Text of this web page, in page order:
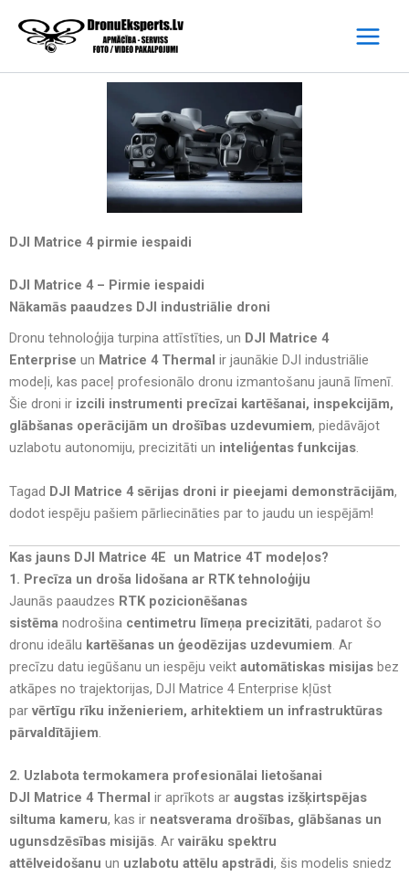
content
DJI Matrice 4 pirmie iespaidi
DJI Matrice 4 – Pirmie iespaidi
Nākamās paaudzes DJI industriālie droni
Dronu tehnoloģija turpina attīstīties, un DJI Matrice 4
Enterprise un Matrice 4 Thermal ir jaunākie DJI industriālie
modeļi, kas paceļ profesionālo dronu izmantošanu jaunā līmenī.
Šie droni ir izcili instrumenti precīzai kartēšanai, inspekcijām,
glābšanas operācijām un drošības uzdevumiem, piedāvājot
uzlabotu autonomiju, precizitāti un inteliģentas funkcijas.
Tagad DJI Matrice 4 sērijas droni ir pieejami demonstrācijām,
dodot iespēju pašiem pārliecināties par to jaudu un iespējām!
Kas jauns DJI Matrice 4E un Matrice 4T modeļos?
1. Precīza un droša lidošana ar RTK tehnoloģiju
Jaunās paaudzes RTK pozicionēšanas
sistēma nodrošina centimetru līmeņa precizitāti, padarot šo
dronu ideālu kartēšanas un ģeodēzijas uzdevumiem. Ar
precīzu datu iegūšanu un iespēju veikt automātiskas misijas bez
atkāpes no trajektorijas, DJI Matrice 4 Enterprise kļūst
par vērtīgu rīku inženieriem, arhitektiem un infrastruktūras
pārvaldītājiem.
2. Uzlabota termokamera profesionālai lietošanai
DJI Matrice 4 Thermal ir aprīkots ar augstas izšķirtspējas
siltuma kameru, kas ir neatsverama drošības, glābšanas un
ugunsdzēsības misijās. Ar vairāku spektru
attēlveidošanu un uzlabotu attēlu apstrādi, šis modelis sniedz